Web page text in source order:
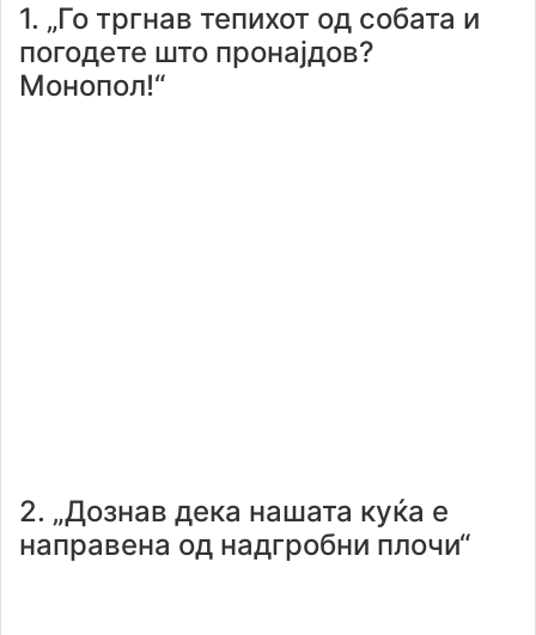
1. „Го тргнав тепихот од собата и
погодете што пронајдов?
Монопол!“
2. „Дознав дека нашата куќа е
направена од надгробни плочи“